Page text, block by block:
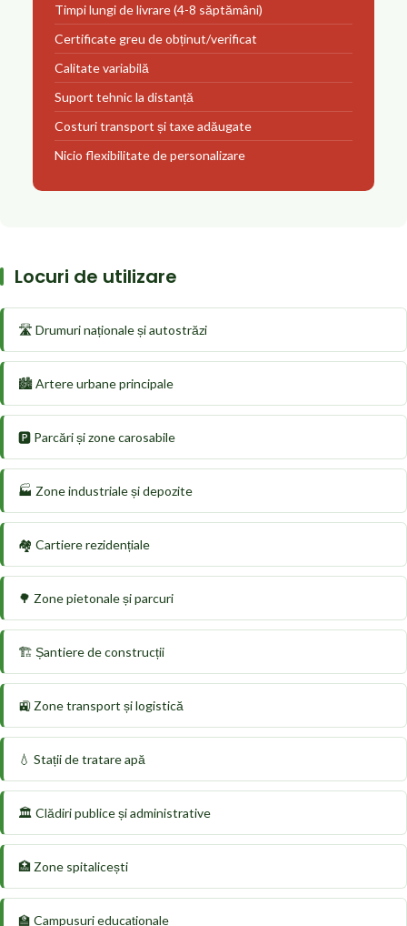
Timpi lungi de livrare (4-8 săptămâni)
Certificate greu de obținut/verificat
Calitate variabilă
Suport tehnic la distanță
Costuri transport și taxe adăugate
Nicio flexibilitate de personalizare
Locuri de utilizare
🛣️ Drumuri naționale și autostrăzi
🏙️ Artere urbane principale
🅿️ Parcări și zone carosabile
🏭 Zone industriale și depozite
🏘️ Cartiere rezidențiale
🌳 Zone pietonale și parcuri
🏗️ Șantiere de construcții
🚉 Zone transport și logistică
💧 Stații de tratare apă
🏛️ Clădiri publice și administrative
🏥 Zone spitalicești
🏫 Campusuri educaționale